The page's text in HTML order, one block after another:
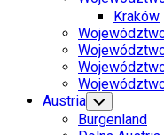
Kraków
Austria Toggle
Child
Menu
Burgenland